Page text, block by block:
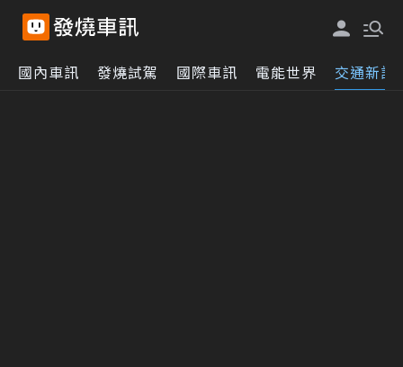
國內車訊 發燒試駕 國際車訊 電能世界 交通新訊